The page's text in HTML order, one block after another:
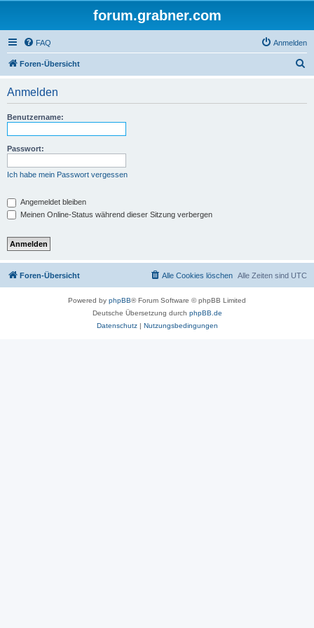
forum.grabner.com
FAQ Anmelden
Foren-Übersicht
Anmelden
Benutzername:
Passwort:
Ich habe mein Passwort vergessen
Angemeldet bleiben
Meinen Online-Status während dieser Sitzung verbergen
Foren-Übersicht Alle Zeiten sind UTC
Alle Cookies löschen
Powered by phpBB® Forum Software © phpBB Limited
Deutsche Übersetzung durch phpBB.de
Datenschutz| Nutzungsbedingungen